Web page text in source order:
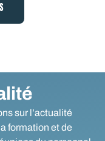
sur l’actualité
formation et de